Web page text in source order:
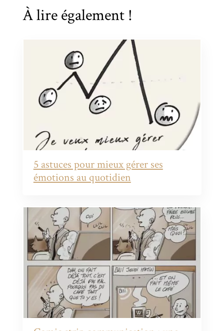
À lire également !
5 astuces pour mieux gérer ses
émotions au quotidien